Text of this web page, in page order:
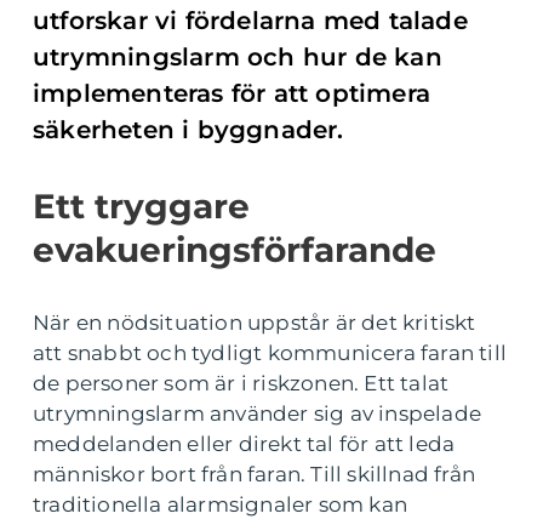
utforskar vi fördelarna med talade
utrymningslarm och hur de kan
implementeras för att optimera
säkerheten i byggnader.
Ett tryggare
evakueringsförfarande
När en nödsituation uppstår är det kritiskt
att snabbt och tydligt kommunicera faran till
de personer som är i riskzonen. Ett talat
utrymningslarm använder sig av inspelade
meddelanden eller direkt tal för att leda
människor bort från faran. Till skillnad från
traditionella alarmsignaler som kan